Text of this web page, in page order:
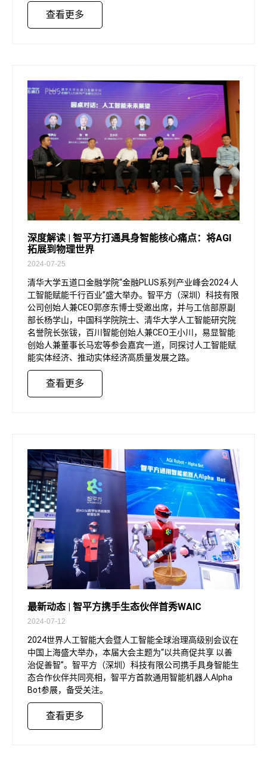
查看更多
深度解读 | 智平方打通具身智能核心痛点：将AGI
拓展到物理世界
2024-07-25
清华大学五道口金融学院“金融PLUS系列产业峰会2024·人
工智能赋能千行百业”盛大举办。智平方（深圳）科技有限
公司创始人兼CEO郭彦东博士受邀出席，并与工信部原副
部长杨学山，中国科学院院士、清华大学人工智能研究院
名誉院长张钹，百川智能创始人兼CEO王小川，易显智能
创始人兼董事长马宏等参会嘉宾一道，同探讨人工智能赋
能实体经济、推动实体经济高质量发展之路。
查看更多
最新动态 | 智平方携手生态伙伴首秀WAIC
2024-07-12
2024世界人工智能大会暨人工智能全球治理高级别会议在
中国上海盛大举办，本届大会主题为“以共商促共享 以善
治促善智”。智平方（深圳）科技有限公司携手具身智能生
态合作伙伴共同亮相，智平方首款通用智能机器人Alpha
Bot参展，备受关注。
查看更多